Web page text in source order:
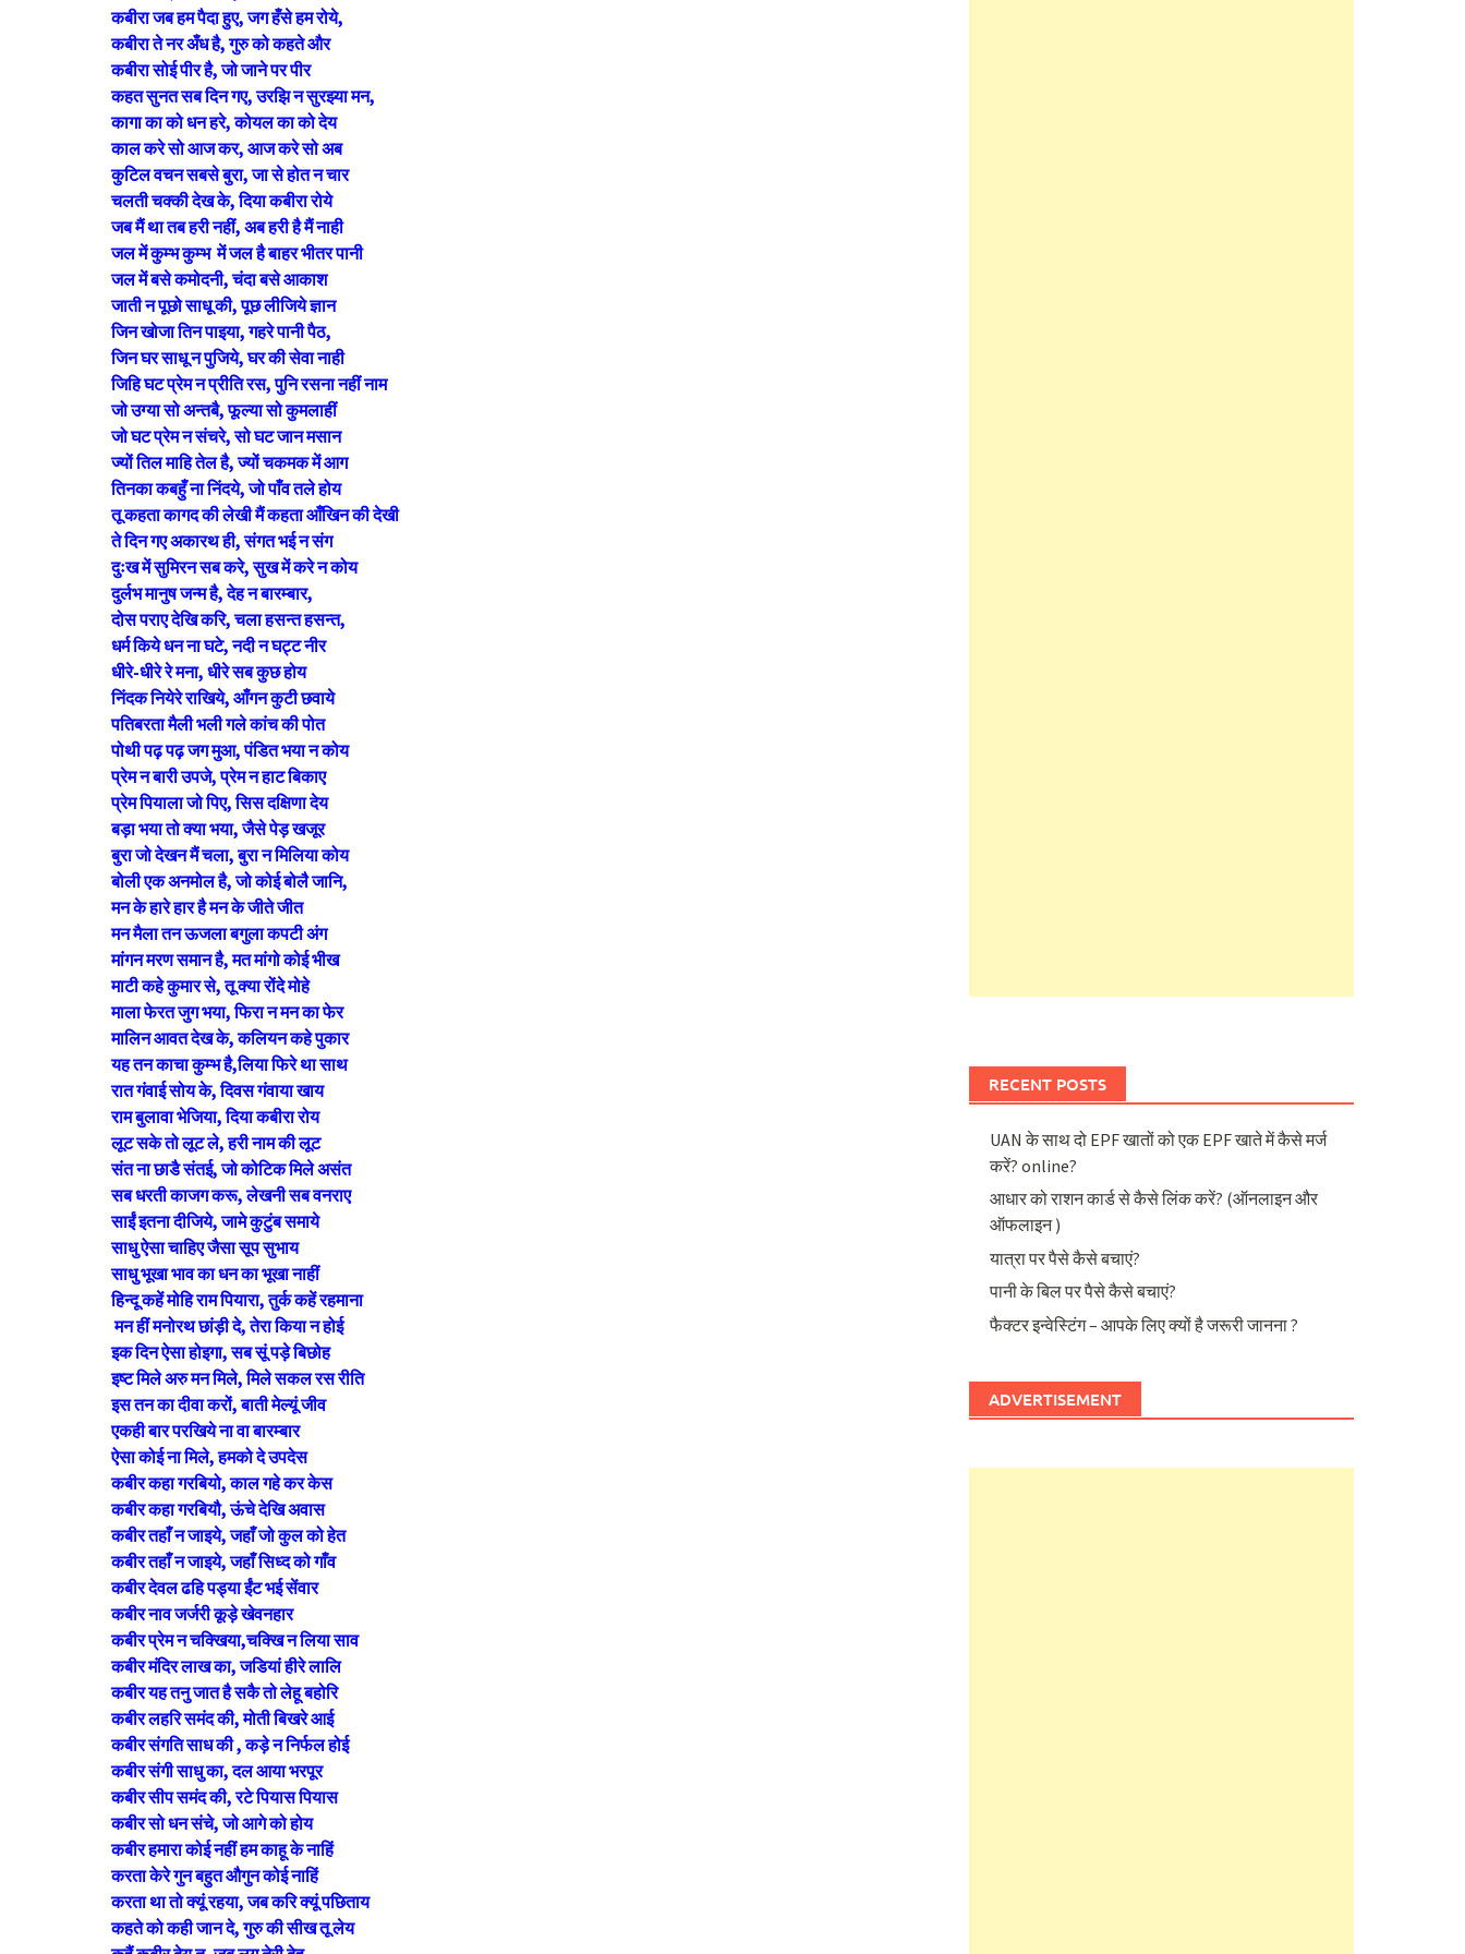
कबीरा जब हम पैदा हुए, जग हँसे हम रोये,
कबीरा ते नर अँध है, गुरु को कहते और
कबीरा सोई पीर है, जो जाने पर पीर
कहत सुनत सब दिन गए, उरझि न सुरझ्या मन,
कागा का को धन हरे, कोयल का को देय
काल करे सो आज कर, आज करे सो अब
कुटिल वचन सबसे बुरा, जा से होत न चार
चलती चक्की देख के, दिया कबीरा रोये
जब मैं था तब हरी नहीं, अब हरी है मैं नाही
जल में कुम्भ कुम्भ में जल है बाहर भीतर पानी
जल में बसे कमोदनी, चंदा बसे आकाश
जाती न पूछो साधू की, पूछ लीजिये ज्ञान
जिन खोजा तिन पाइया, गहरे पानी पैठ,
जिन घर साधू न पुजिये, घर की सेवा नाही
जिहि घट प्रेम न प्रीति रस, पुनि रसना नहीं नाम
जो उग्या सो अन्तबै, फूल्या सो कुमलाहीं
जो घट प्रेम न संचरे, सो घट जान मसान
ज्यों तिल माहि तेल है, ज्यों चकमक में आग
तिनका कबहुँ ना निंदये, जो पाँव तले होय
तू कहता कागद की लेखी मैं कहता आँखिन की देखी
ते दिन गए अकारथ ही, संगत भई न संग
दुःख में सुमिरन सब करे, सुख में करे न कोय
दुर्लभ मानुष जन्म है, देह न बारम्बार,
दोस पराए देखि करि, चला हसन्त हसन्त,
धर्म किये धन ना घटे, नदी न घट्ट नीर
धीरे-धीरे रे मना, धीरे सब कुछ होय
निंदक नियेरे राखिये, आँगन कुटी छवाये
पतिबरता मैली भली गले कांच की पोत
पोथी पढ़ पढ़ जग मुआ, पंडित भया न कोय
प्रेम न बारी उपजे, प्रेम न हाट बिकाए
प्रेम पियाला जो पिए, सिस दक्षिणा देय
बड़ा भया तो क्या भया, जैसे पेड़ खजूर
बुरा जो देखन मैं चला, बुरा न मिलिया कोय
बोली एक अनमोल है, जो कोई बोलै जानि,
मन के हारे हार है मन के जीते जीत
मन मैला तन ऊजला बगुला कपटी अंग
मांगन मरण समान है, मत मांगो कोई भीख
माटी कहे कुमार से, तू क्या रोंदे मोहे
माला फेरत जुग भया, फिरा न मन का फेर
मालिन आवत देख के, कलियन कहे पुकार
यह तन काचा कुम्भ है,लिया फिरे था साथ
रात गंवाई सोय के, दिवस गंवाया खाय
राम बुलावा भेजिया, दिया कबीरा रोय
लूट सके तो लूट ले, हरी नाम की लूट
संत ना छाडै संतई, जो कोटिक मिले असंत
सब धरती काजग करू, लेखनी सब वनराए
साईं इतना दीजिये, जामे कुटुंब समाये
साधु ऐसा चाहिए जैसा सूप सुभाय
साधु भूखा भाव का धन का भूखा नाहीं
हिन्दू कहें मोहि राम पियारा, तुर्क कहें रहमाना
मन हीं मनोरथ छांड़ी दे, तेरा किया न होई
इक दिन ऐसा होइगा, सब सूं पड़े बिछोह
इष्ट मिले अरु मन मिले, मिले सकल रस रीति
इस तन का दीवा करों, बाती मेल्यूं जीव
एकही बार परखिये ना वा बारम्बार
ऐसा कोई ना मिले, हमको दे उपदेस
कबीर कहा गरबियो, काल गहे कर केस
कबीर कहा गरबियौ, ऊंचे देखि अवास
कबीर तहाँ न जाइये, जहाँ जो कुल को हेत
कबीर तहाँ न जाइये, जहाँ सिध्द को गाँव
कबीर देवल ढहि पड्या ईंट भई सेंवार
कबीर नाव जर्जरी कूड़े खेवनहार
कबीर प्रेम न चक्खिया,चक्खि न लिया साव
कबीर मंदिर लाख का, जडियां हीरे लालि
कबीर यह तनु जात है सकै तो लेहू बहोरि
कबीर लहरि समंद की, मोती बिखरे आई
कबीर संगति साध की , कड़े न निर्फल होई
कबीर संगी साधु का, दल आया भरपूर
कबीर सीप समंद की, रटे पियास पियास
कबीर सो धन संचे, जो आगे को होय
कबीर हमारा कोई नहीं हम काहू के नाहिं
करता केरे गुन बहुत औगुन कोई नाहिं
करता था तो क्यूं रहया, जब करि क्यूं पछिताय
कहते को कही जान दे, गुरु की सीख तू लेय
RECENT POSTS
UAN के साथ दो EPF खातों को एक EPF खाते में कैसे मर्ज
करें? online?
आधार को राशन कार्ड से कैसे लिंक करें? (ऑनलाइन और
ऑफलाइन )
यात्रा पर पैसे कैसे बचाएं?
पानी के बिल पर पैसे कैसे बचाएं?
फैक्टर इन्वेस्टिंग – आपके लिए क्यों है जरूरी जानना ?
ADVERTISEMENT